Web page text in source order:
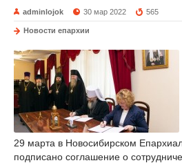
adminlojok 30 мар 2022 565
Новости епархии
29 марта в Новосибирском
подписано соглашение о